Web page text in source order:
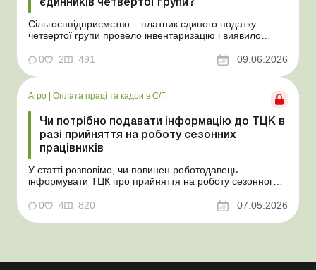
єдинників четвертої групи?
Сільгосппідприємство – платник єдиного податку
четвертої групи провело інвентаризацію і виявило
товарів, продукції власного виробництва, а також
основних засобів (далі – ОЗ). Як вплинуть такі
надлишки при їх оприбуткуванні на частку сільгоспто...
0 2 491 09.06.2026
Агро | Оплата праці та кадри в С/Г
Чи потрібно подавати інформацію до ТЦК в
разі прийняття на роботу сезонних
працівників
У статті розповімо, чи повинен роботодавець
інформувати ТЦК про прийняття на роботу сезонного
агропідприємств приймає працівників на сезонні
роботи. Через значні штрафні санкції за порушення
порядку ведення військового обліку в
0 4 820 07.05.2026